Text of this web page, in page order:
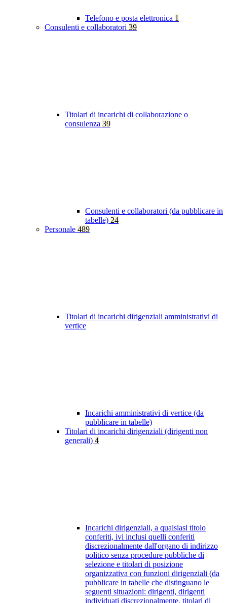
Telefono e posta elettronica 1
Consulenti e collaboratori 39
Titolari di incarichi di collaborazione o
consulenza 39
Consulenti e collaboratori (da pubblicare in
tabelle) 24
Personale 489
Titolari di incarichi dirigenziali amministrativi di
vertice
Incarichi amministrativi di vertice (da
pubblicare in tabelle)
Titolari di incarichi dirigenziali (dirigenti non
generali) 4
Incarichi dirigenziali, a qualsiasi titolo
conferiti, ivi inclusi quelli conferiti
discrezionalmente dall'organo di indirizzo
politico senza procedure pubbliche di
selezione e titolari di posizione
organizzativa con funzioni dirigenziali (da
pubblicare in tabelle che distinguano le
seguenti situazioni: dirigenti, dirigenti
individuati discrezionalmente, titolari di